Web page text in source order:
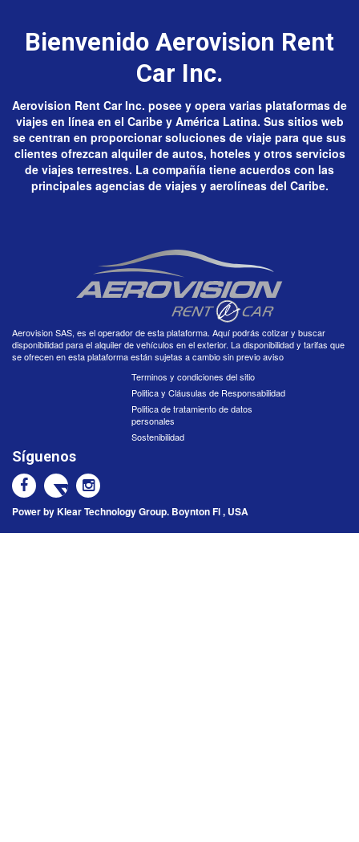
Bienvenido Aerovision Rent
Car Inc.
Aerovision Rent Car Inc. posee y opera varias plataformas de
viajes en línea en el Caribe y América Latina. Sus sitios web
se centran en proporcionar soluciones de viaje para que sus
clientes ofrezcan alquiler de autos, hoteles y otros servicios
de viajes terrestres. La compañía tiene acuerdos con las
principales agencias de viajes y aerolíneas del Caribe.
Aerovision SAS, es el operador de esta plataforma. Aquí podrás cotizar y buscar
disponibilidad para el alquiler de vehículos en el exterior. La disponibilidad y tarifas que
se ofrecen en esta plataforma están sujetas a cambio sin previo aviso
Terminos y condiciones del sitio
Politica y Cláusulas de Responsabilidad
Politica de tratamiento de datos
personales
Sostenibilidad
Síguenos
Power byKlear Technology Group. Boynton Fl , USA